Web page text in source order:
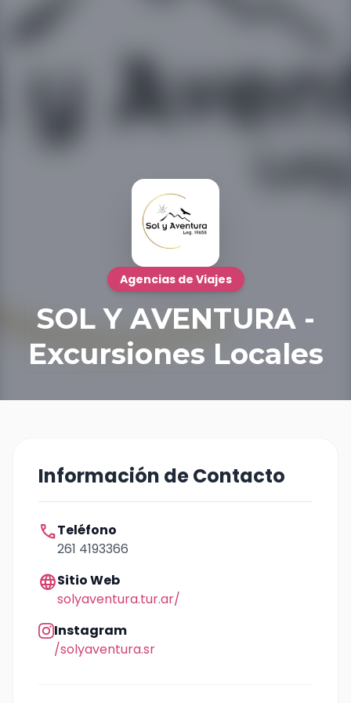
Agencias de Viajes
SOL Y AVENTURA -
Excursiones Locales
Información de Contacto
callTeléfono
261 4193366
languageSitio Web
solyaventura.tur.ar/
Instagram
/solyaventura.sr